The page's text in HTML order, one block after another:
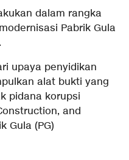
dalam rangka
Pabrik Gula
upaya penyidikan
alat bukti yang
pidana korupsi
and
Gula (PG)